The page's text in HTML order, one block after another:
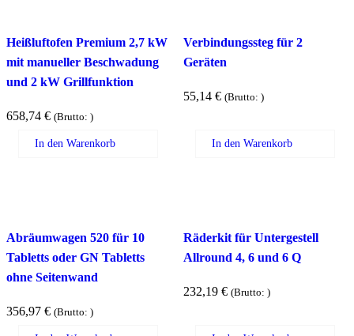
Heißluftofen Premium 2,7 kW
mit manueller Beschwadung
und 2 kW Grillfunktion
658,74 € (Brutto: )
In den Warenkorb
Verbindungssteg für 2
Geräten
55,14 € (Brutto: )
In den Warenkorb
Abräumwagen 520 für 10
Tabletts oder GN Tabletts
ohne Seitenwand
356,97 € (Brutto: )
Räderkit für Untergestell
Allround 4, 6 und 6 Q
232,19 € (Brutto: )